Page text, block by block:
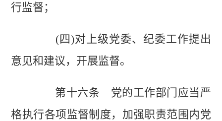
行监督；
(四)对上级党委、纪委工作提出
意见和建议，开展监督。
第十六条 党的工作部门应当严
格执行各项监督制度，加强职责范围内党